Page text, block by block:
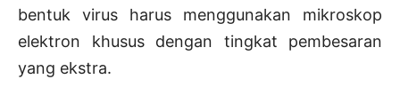
bentuk virus harus menggunakan mikroskop
elektron khusus dengan tingkat pembesaran
yang ekstra.